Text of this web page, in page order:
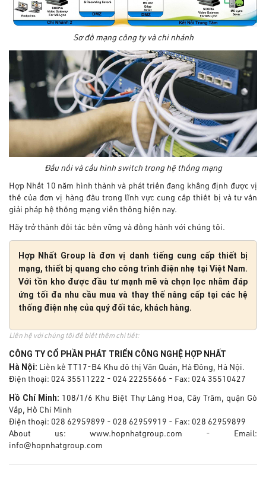
Sơ đồ mạng công ty và chi nhánh
Đấu nối và cấu hình switch trong hệ thống mạng
Hợp Nhất 10 năm hình thành và phát triển đang khẳng định được vị
thế của đơn vị hàng đầu trong lĩnh vực cung cấp thiết bị và tư vấn
giải pháp hệ thống mạng viễn thông hiện nay.
Hãy trở thành đối tác bền vững và đồng hành với chúng tôi.
Hợp Nhất Group là đơn vị danh tiếng cung cấp thiết bị
mạng, thiết bị quang cho công trình điện nhẹ tại Việt Nam.
Với tồn kho được đầu tư mạnh mẽ và chọn lọc nhằm đáp
ứng tối đa nhu cầu mua và thay thế nâng cấp tại các hệ
thống điện nhẹ của quý đối tác, khách hàng.
Liên hệ với chúng tôi để biết thêm chi tiết:
CÔNG TY CỔ PHẦN PHÁT TRIỂN CÔNG NGHỆ HỢP NHẤT
Hà Nội: Liền kề TT17-B4 Khu đô thị Văn Quán, Hà Đông, Hà Nội.
Điện thoại: 024 35511222 - 024 22255666 - Fax: 024 35510427
Hồ Chí Minh: 108/1/6 Khu Biệt Thự Làng Hoa, Cây Trâm, quận Gò
Vấp, Hồ Chí Minh
Điện thoại: 028 62959899 - 028 62959919 - Fax: 028 62959899
About us: www.hopnhatgroup.com - Email:
info@hopnhatgroup.com